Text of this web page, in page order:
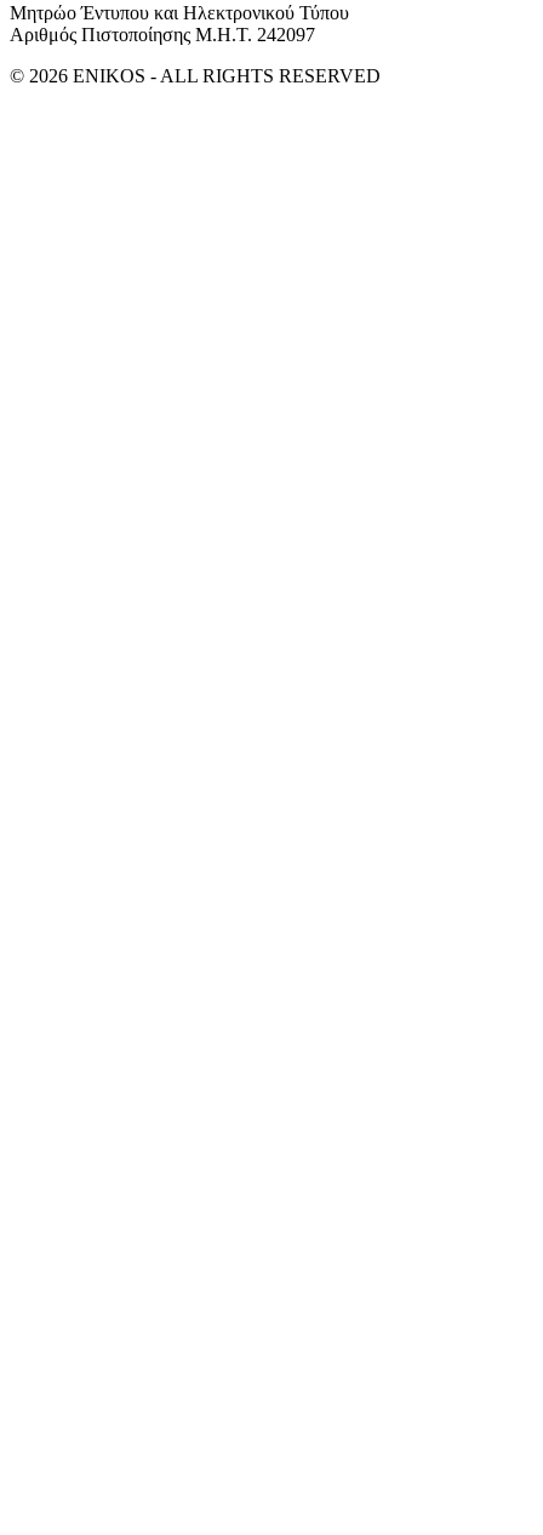
Μητρώο Έντυπου και Ηλεκτρονικού Τύπου
Αριθμός Πιστοποίησης Μ.Η.Τ. 242097
© 2026 ENIKOS - ALL RIGHTS RESERVED